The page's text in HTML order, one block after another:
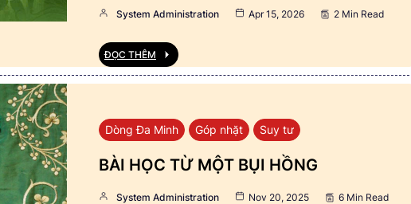
System Administration Apr 15, 2026 2 Min Read
ĐỌC THÊM
Dòng Đa Minh Góp nhặt Suy tư
BÀI HỌC TỪ MỘT BỤI HỒNG
System Administration Nov 20, 2025 6 Min Read